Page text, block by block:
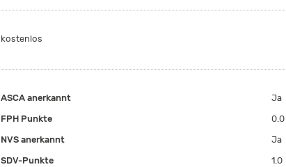
kostenlos
ASCA anerkannt
Ja
FPH Punkte
0.0
NVS anerkannt
Ja
SDV-Punkte
1.0